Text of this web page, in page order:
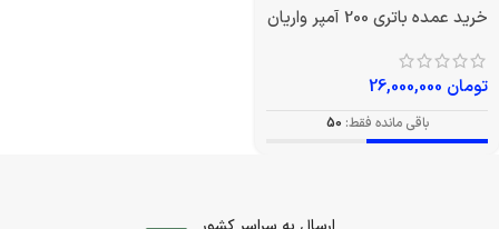
خرید عمده باتری 200 آمپر واریان
تومان
باقی مانده فقط: 50